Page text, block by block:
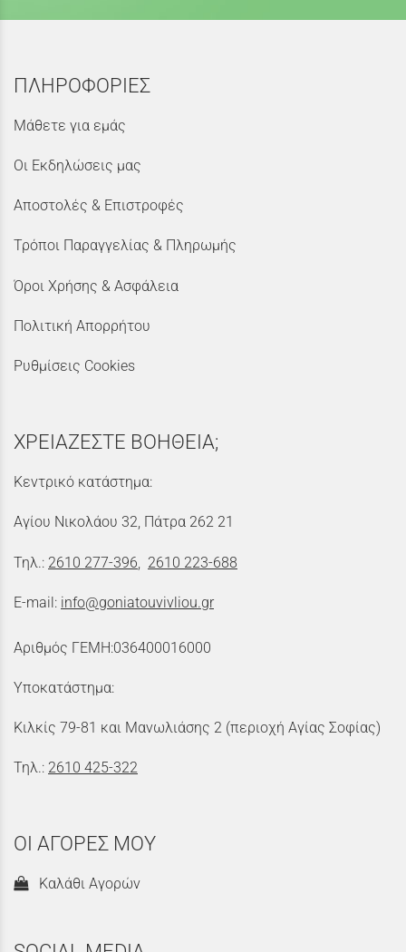
ΠΛΗΡΟΦΟΡΙΕΣ
Μάθετε για εμάς
Οι Εκδηλώσεις μας
Αποστολές & Επιστροφές
Τρόποι Παραγγελίας & Πληρωμής
Όροι Χρήσης & Ασφάλεια
Πολιτική Απορρήτου
Ρυθμίσεις Cookies
ΧΡΕΙΑΖΕΣΤΕ ΒΟΗΘΕΙΑ;
Κεντρικό κατάστημα:
Αγίου Νικολάου 32, Πάτρα 262 21
Τηλ.: 2610 277-396 2610 223-688
E-mail: info@goniatouvivliou.gr
Αριθμός ΓΕΜΗ:036400016000
Υποκατάστημα:
Κιλκίς 79-81 και Μανωλιάσης 2 (περιοχή Αγίας Σοφίας)
Τηλ.: 2610 425-322
ΟΙ ΑΓΟΡΕΣ ΜΟΥ
Καλάθι Αγορών